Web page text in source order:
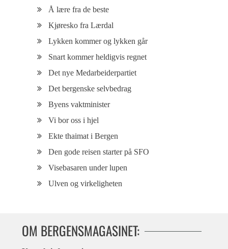
Å lære fra de beste
Kjøresko fra Lærdal
Lykken kommer og lykken går
Snart kommer heldigvis regnet
Det nye Medarbeiderpartiet
Det bergenske selvbedrag
Byens vaktminister
Vi bor oss i hjel
Ekte thaimat i Bergen
Den gode reisen starter på SFO
Visebasaren under lupen
Ulven og virkeligheten
OM BERGENSMAGASINET: